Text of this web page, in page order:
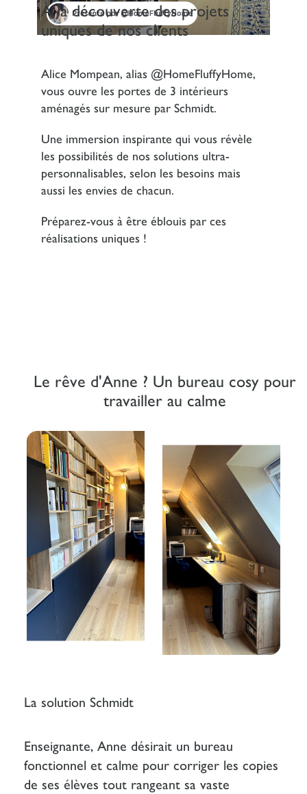
À la découverte des projets
uniques de nos clients
Alice Mompean, alias @HomeFluffyHome,
vous ouvre les portes de 3 intérieurs
aménagés sur mesure par Schmidt.
Une immersion inspirante qui vous révèle
les possibilités de nos solutions ultra-
personnalisables, selon les besoins mais
aussi les envies de chacun.
Préparez-vous à être éblouis par ces
réalisations uniques !
Le rêve d'Anne ? Un bureau cosy pour
travailler au calme
La solution Schmidt
Enseignante, Anne désirait un bureau
fonctionnel et calme pour corriger les copies
de ses élèves tout rangeant sa vaste